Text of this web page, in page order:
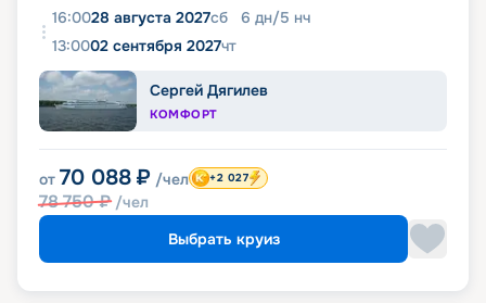
16:0028 августа 2027сб 6 дн/5 нч
13:0002 сентября 2027чт
Сергей Дягилев
КОМФОРТ
от 70 088 ₽ /чел
78 750₽ /чел
+2 027
Выбрать круиз